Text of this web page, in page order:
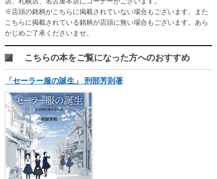
※店頭の銘柄がこちらに掲載されていない場合もございます。また
こちらに掲載されている銘柄が店頭に無い場合もございます。あら
かじめご了承くださいませ。
こちらの本をご覧になった方へのおすすめ
「セーラー服の誕生」 刑部芳則著